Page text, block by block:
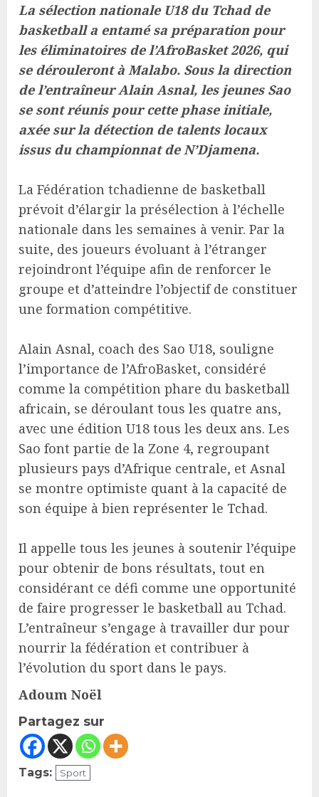
La sélection nationale U18 du Tchad de
basketball a entamé sa préparation pour
les éliminatoires de l’AfroBasket 2026, qui
se dérouleront à Malabo. Sous la direction
de l’entraîneur Alain Asnal, les jeunes Sao
se sont réunis pour cette phase initiale,
axée sur la détection de talents locaux
issus du championnat de N’Djamena.
La Fédération tchadienne de basketball
prévoit d’élargir la présélection à l’échelle
nationale dans les semaines à venir. Par la
suite, des joueurs évoluant à l’étranger
rejoindront l’équipe afin de renforcer le
groupe et d’atteindre l’objectif de constituer
une formation compétitive.
Alain Asnal, coach des Sao U18, souligne
l’importance de l’AfroBasket, considéré
comme la compétition phare du basketball
africain, se déroulant tous les quatre ans,
avec une édition U18 tous les deux ans. Les
Sao font partie de la Zone 4, regroupant
plusieurs pays d’Afrique centrale, et Asnal
se montre optimiste quant à la capacité de
son équipe à bien représenter le Tchad.
Il appelle tous les jeunes à soutenir l’équipe
pour obtenir de bons résultats, tout en
considérant ce défi comme une opportunité
de faire progresser le basketball au Tchad.
L’entraîneur s’engage à travailler dur pour
nourrir la fédération et contribuer à
l’évolution du sport dans le pays.
Adoum Noël
Partagez sur
Tags: Sport